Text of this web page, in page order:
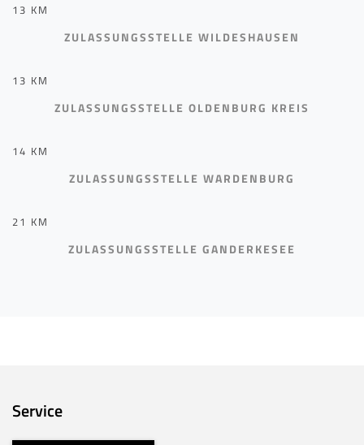
13 KM
ZULASSUNGSSTELLE WILDESHAUSEN
13 KM
ZULASSUNGSSTELLE OLDENBURG KREIS
14 KM
ZULASSUNGSSTELLE WARDENBURG
21 KM
ZULASSUNGSSTELLE GANDERKESEE
Service